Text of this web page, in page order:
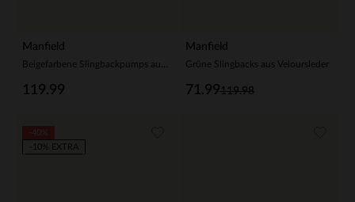
Manfield
119.99
Manfield
Grüne Slingbacks aus Veloursleder
119.98
71.99
-10% EXTRA